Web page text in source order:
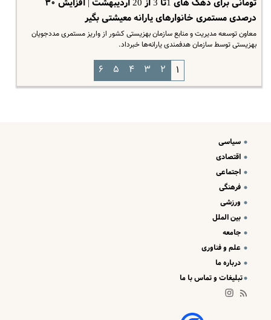
تومانی برای دهک های 1تا 3 از 20 اردیبهشت | افزایش ۳۰
درصدی مستمری خانوارهای یارانه معیشتی بگیر
معاون توسعه مدیریت و منابع سازمان بهزیستی کشور از واریز مستمری مددجویان
بهزیستی توسط سازمان هدفمندی یارانه‌ها خبرداد.
۱ ۲ ۳ ۴ ۵ ۶
سیاسی
اقتصادی
اجتماعی
فرهنگی
ورزشی
بین الملل
جامعه
علم و فناوری
درباره ما
تبلیغات و تماس با ما